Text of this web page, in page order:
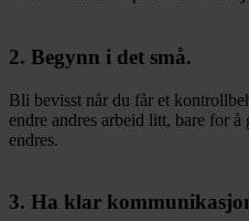
2. Begynn i det små.
Bli bevisst når du får et
endre andres arbeid litt, bare for
endres.
3. Ha klar